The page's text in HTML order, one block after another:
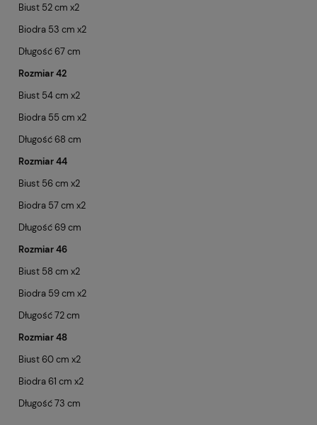
Biust 52 cm x2
Biodra 53 cm x2
Długość 67 cm
Rozmiar 42
Biust 54 cm x2
Biodra 55 cm x2
Długość 68 cm
Rozmiar 44
Biust 56 cm x2
Biodra 57 cm x2
Długość 69 cm
Rozmiar 46
Biust 58 cm x2
Biodra 59 cm x2
Długość 72 cm
Rozmiar 48
Biust 60 cm x2
Biodra 61 cm x2
Długość 73 cm